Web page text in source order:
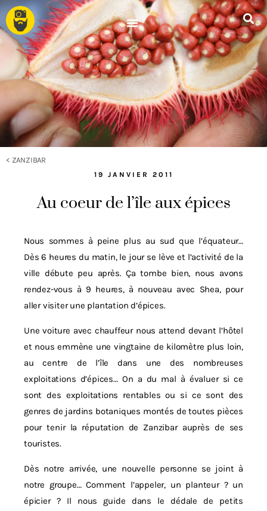
< ZANZIBAR
19 JANVIER 2011
Au coeur de l’île aux épices
Nous sommes à peine plus au sud que l’équateur…
Dès 6 heures du matin, le jour se lève et l’activité de la
ville débute peu après. Ça tombe bien, nous avons
rendez-vous à 9 heures, à nouveau avec Shea, pour
aller visiter une plantation d’épices.
Une voiture avec chauffeur nous attend devant l’hôtel
et nous emmène une vingtaine de kilomètre plus loin,
au centre de l’île dans une des nombreuses
exploitations d’épices… On a du mal à évaluer si ce
sont des exploitations rentables ou si ce sont des
genres de jardins botaniques montés de toutes pièces
pour tenir la réputation de Zanzibar auprès de ses
touristes.
Dès notre arrivée, une nouvelle personne se joint à
notre groupe… Comment l’appeler, un planteur ? un
épicier ? Il nous guide dans le dédale de petits